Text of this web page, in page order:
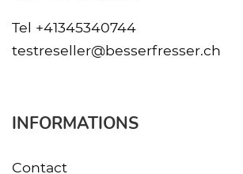
Tel +41345340744
testreseller@besserfresser.ch
INFORMATIONS
Contact